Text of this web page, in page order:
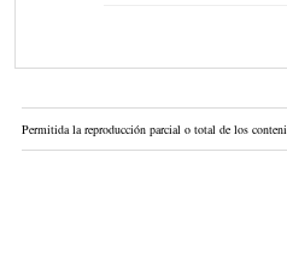
Permitida la reproducción parcial o total de los